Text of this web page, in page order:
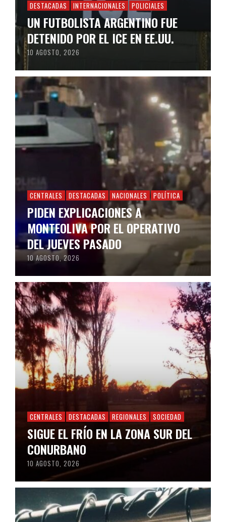
DESTACADAS INTERNACIONALES POLICIALES
UN FUTBOLISTA ARGENTINO FUE
DETENIDO POR EL ICE EN EE.UU.
10 AGOSTO, 2026
CENTRALES DESTACADAS NACIONALES POLÍTICA
PIDEN EXPLICACIONES A
MONTEOLIVA POR EL OPERATIVO
DEL JUEVES PASADO
10 AGOSTO, 2026
CENTRALES DESTACADAS REGIONALES SOCIEDAD
SIGUE EL FRÍO EN LA ZONA SUR DEL
CONURBANO
10 AGOSTO, 2026